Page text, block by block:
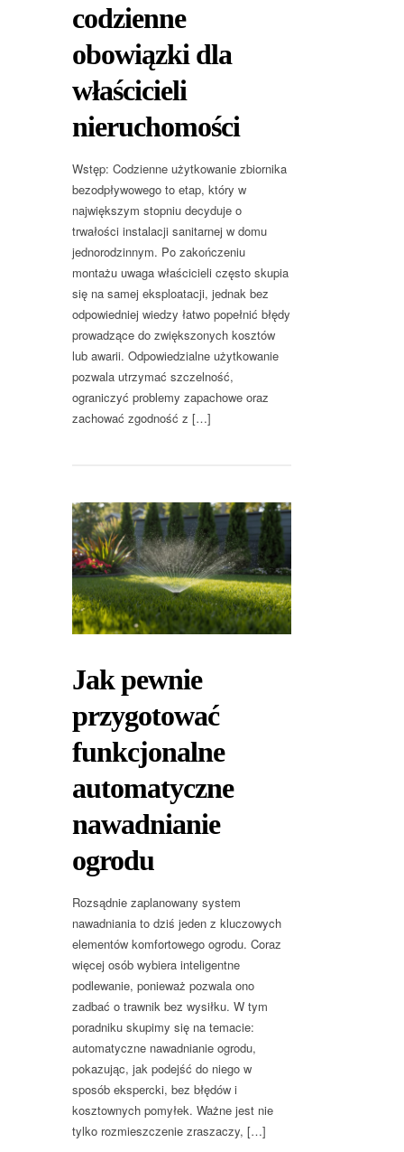
codzienne
obowiązki dla
właścicieli
nieruchomości
Wstęp: Codzienne użytkowanie zbiornika
bezodpływowego to etap, który w
największym stopniu decyduje o
trwałości instalacji sanitarnej w domu
jednorodzinnym. Po zakończeniu
montażu uwaga właścicieli często skupia
się na samej eksploatacji, jednak bez
odpowiedniej wiedzy łatwo popełnić błędy
prowadzące do zwiększonych kosztów
lub awarii. Odpowiedzialne użytkowanie
pozwala utrzymać szczelność,
ograniczyć problemy zapachowe oraz
zachować zgodność z […]
Jak pewnie
przygotować
funkcjonalne
automatyczne
nawadnianie
ogrodu
Rozsądnie zaplanowany system
nawadniania to dziś jeden z kluczowych
elementów komfortowego ogrodu. Coraz
więcej osób wybiera inteligentne
podlewanie, ponieważ pozwala ono
zadbać o trawnik bez wysiłku. W tym
poradniku skupimy się na temacie:
automatyczne nawadnianie ogrodu,
pokazując, jak podejść do niego w
sposób ekspercki, bez błędów i
kosztownych pomyłek. Ważne jest nie
tylko rozmieszczenie zraszaczy, […]